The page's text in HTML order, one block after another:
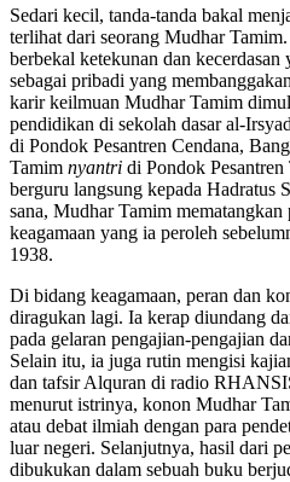
Sedari kecil, tanda-tanda bakal
terlihat dari seorang Mudhar
berbekal ketekunan dan
sebagai pribadi yang
karir keilmuan Mudhar Tamim
pendidikan di sekolah dasar al-
di Pondok Pesantren Cendana,
Tamim nyantri di Pondok
berguru langsung kepada
sana, Mudhar Tamim mematangkan
keagamaan yang ia peroleh
1938.
Di bidang keagamaan, peran dan
diragukan lagi. Ia kerap diundang
pada gelaran pengajian-pengajian
Selain itu, ia juga rutin mengisi
dan tafsir Alquran di radio
menurut istrinya, konon Mudhar
atau debat ilmiah dengan para
luar negeri. Selanjutnya, hasil dari
dibukukan dalam sebuah buku